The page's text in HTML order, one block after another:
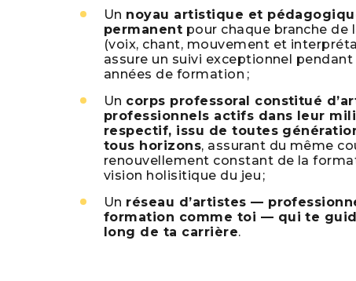
Un noyau artistique et
permanent pour chaque branche de
(voix, chant, mouvement et
assure un suivi exceptionnel
années de formation ;
Un corps professoral constitué
professionnels actifs dans leur
respectif, issu de toutes
tous horizons, assurant du même
renouvellement constant de la
vision holisitique du jeu ;
Un réseau d’artistes —
formation comme toi — qui te
long de ta carrière.